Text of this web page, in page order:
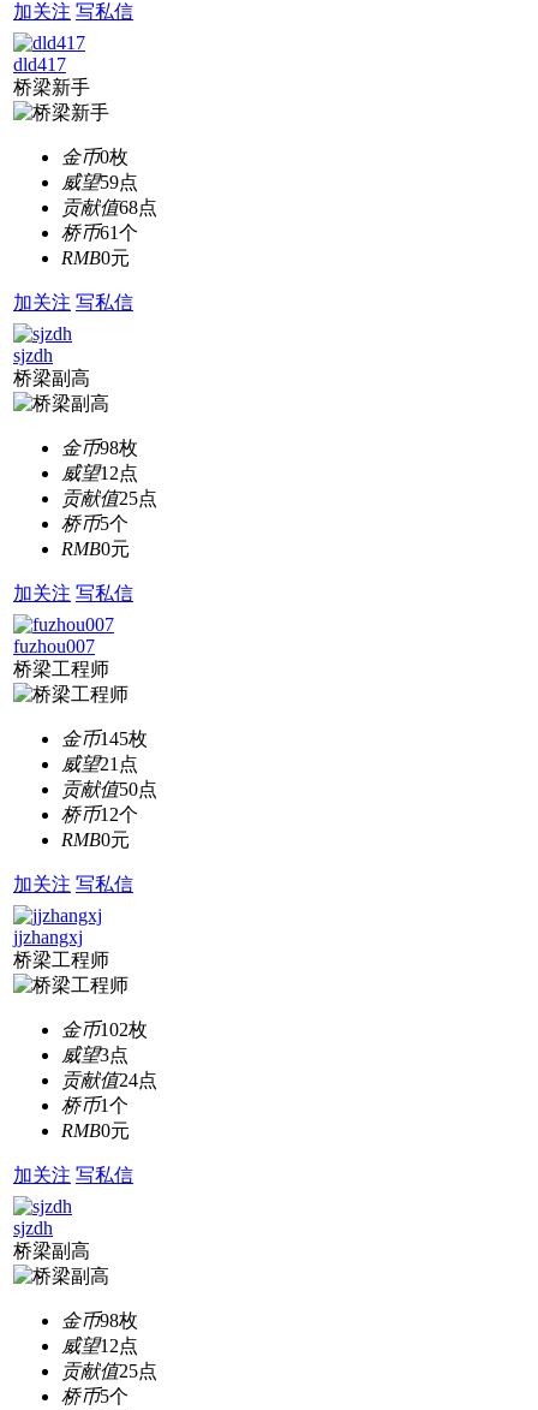
加关注 写私信
dld417
桥梁新手
金币0枚
威望59点
贡献值68点
桥币61个
RMB0元
加关注 写私信
sjzdh
桥梁副高
金币98枚
威望12点
贡献值25点
桥币5个
RMB0元
加关注 写私信
fuzhou007
桥梁工程师
金币145枚
威望21点
贡献值50点
桥币12个
RMB0元
加关注 写私信
jjzhangxj
桥梁工程师
金币102枚
威望3点
贡献值24点
桥币1个
RMB0元
加关注 写私信
sjzdh
桥梁副高
金币98枚
威望12点
贡献值25点
桥币5个